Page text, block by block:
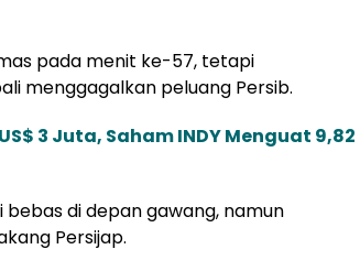
pada menit ke-57, tetapi
menggagalkan peluang Persib.
3 Juta, Saham INDY Menguat 9,82
di depan gawang, namun
Persijap.